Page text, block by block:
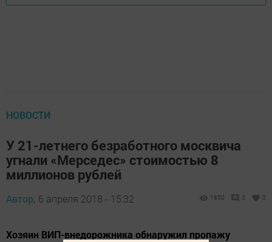
НОВОСТИ
У 21-летнего безработного москвича
угнали «Мерседес» стоимостью 8
миллионов рублей
Автор, 6 апреля 2018 - 15:32 1850 0 0
Хозяин ВИП-внедорожника обнаружил пропажу